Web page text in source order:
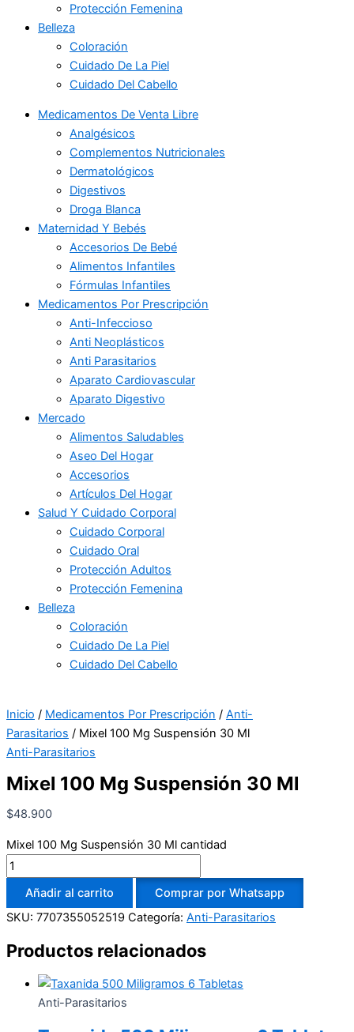
Protección Femenina
Belleza
Coloración
Cuidado De La Piel
Cuidado Del Cabello
Medicamentos De Venta Libre
Analgésicos
Complementos Nutricionales
Dermatológicos
Digestivos
Droga Blanca
Maternidad Y Bebés
Accesorios De Bebé
Alimentos Infantiles
Fórmulas Infantiles
Medicamentos Por Prescripción
Anti-Infeccioso
Anti Neoplásticos
Anti Parasitarios
Aparato Cardiovascular
Aparato Digestivo
Mercado
Alimentos Saludables
Aseo Del Hogar
Accesorios
Artículos Del Hogar
Salud Y Cuidado Corporal
Cuidado Corporal
Cuidado Oral
Protección Adultos
Protección Femenina
Belleza
Coloración
Cuidado De La Piel
Cuidado Del Cabello
Inicio / Medicamentos Por Prescripción / Anti-
Parasitarios / Mixel 100 Mg Suspensión 30 Ml
Anti-Parasitarios
Mixel 100 Mg Suspensión 30 Ml
$48.900
Mixel 100 Mg Suspensión 30 Ml cantidad
Añadir al carrito
Comprar por Whatsapp
SKU: 7707355052519 Categoría: Anti-Parasitarios
Productos relacionados
Anti-Parasitarios